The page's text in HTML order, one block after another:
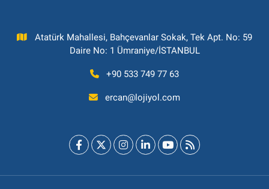
Atatürk Mahallesi, Bahçevanlar Sokak, Tek Apt. No: 59
Daire No: 1 Ümraniye/İSTANBUL
+90 533 749 77 63
ercan@lojiyol.com